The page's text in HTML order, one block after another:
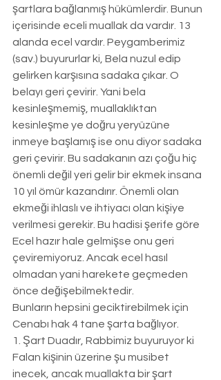
şartlara bağlanmış hükümlerdir. Bunun
içerisinde eceli muallak da vardır. 13
alanda ecel vardır. Peygamberimiz
(sav.) buyururlar ki, Bela nuzul edip
gelirken karşısına sadaka çıkar. O
belayı geri çevirir. Yani bela
kesinleşmemiş, muallaklıktan
kesinleşme ye doğru yeryüzüne
inmeye başlamış ise onu diyor sadaka
geri çevirir. Bu sadakanın azı çoğu hiç
önemli değil yeri gelir bir ekmek insana
10 yıl ömür kazandırır. Önemli olan
ekmeği ihlaslı ve ihtiyacı olan kişiye
verilmesi gerekir. Bu hadisi şerife göre
Ecel hazır hale gelmişse onu geri
çeviremiyoruz. Ancak ecel hasıl
olmadan yani harekete geçmeden
önce değişebilmektedir.
Bunların hepsini geciktirebilmek için
Cenabı hak 4 tane şarta bağlıyor.
1. Şart Duadır, Rabbimiz buyuruyor ki
Falan kişinin üzerine şu musibet
inecek, ancak muallakta bir şart